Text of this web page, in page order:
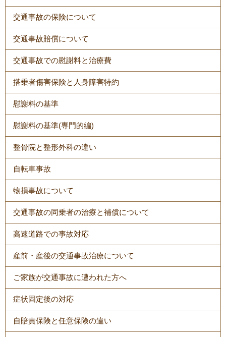
交通事故の保険について
交通事故賠償について
交通事故での慰謝料と治療費
搭乗者傷害保険と人身障害特約
慰謝料の基準
慰謝料の基準(専門的編)
整骨院と整形外科の違い
自転車事故
物損事故について
交通事故の同乗者の治療と補償について
高速道路での事故対応
産前・産後の交通事故治療について
ご家族が交通事故に遭われた方へ
症状固定後の対応
自賠責保険と任意保険の違い